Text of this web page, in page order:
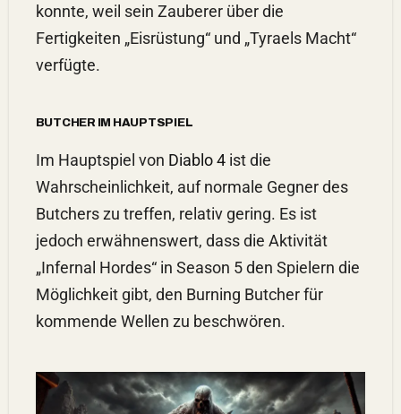
konnte, weil sein Zauberer über die
Fertigkeiten „Eisrüstung“ und „Tyraels Macht“
verfügte.
BUTCHER IM HAUPTSPIEL
Im Hauptspiel von Diablo 4ist die
Wahrscheinlichkeit, auf normale Gegner des
Butchers zu treffen, relativ gering. Es ist
jedoch erwähnenswert, dass die Aktivität
„Infernal Hordes“ in Season 5 den Spielern die
Möglichkeit gibt, den Burning Butcher für
kommende Wellen zu beschwören.